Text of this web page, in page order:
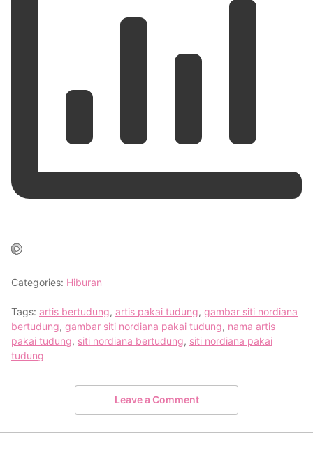
Categories: Hiburan
Tags: artis bertudung, artis pakai tudung, gambar siti nordiana
bertudung, gambar siti nordiana pakai tudung, nama artis
pakai tudung, siti nordiana bertudung, siti nordiana pakai
tudung
Leave a Comment